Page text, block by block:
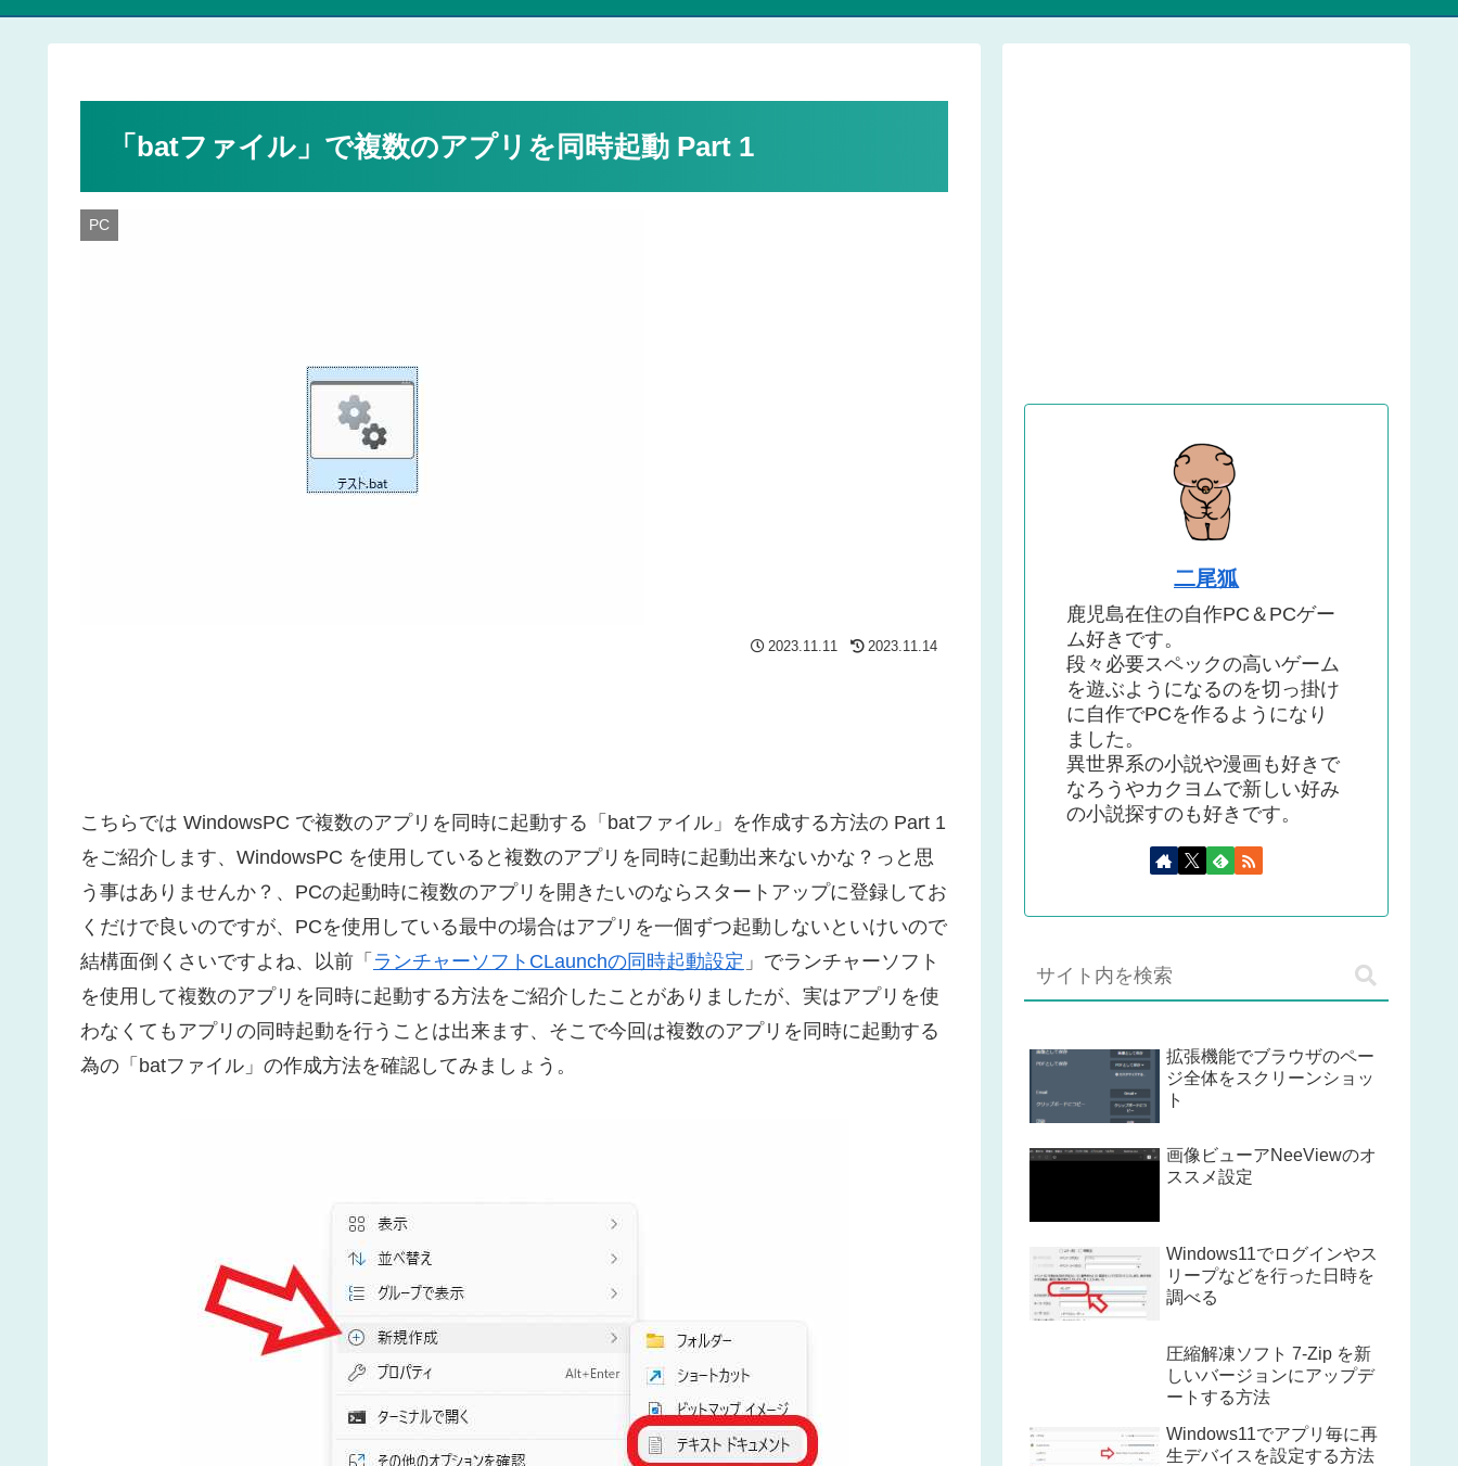
「batファイル」で複数のアプリを同時起動 Part 1
PC
2023.11.11 2023.11.14
こちらでは WindowsPC で複数のアプリを同時に起動する「batファイル」を作成する方法の Part 1
をご紹介します、WindowsPC を使用していると複数のアプリを同時に起動出来ないかな？っと思
う事はありませんか？、PCの起動時に複数のアプリを開きたいのならスタートアップに登録してお
くだけで良いのですが、PCを使用している最中の場合はアプリを一個ずつ起動しないといけいので
結構面倒くさいですよね、以前「 ランチャーソフトCLaunchの同時起動設定 」でランチャーソフト
を使用して複数のアプリを同時に起動する方法をご紹介したことがありましたが、実はアプリを使
わなくてもアプリの同時起動を行うことは出来ます、そこで今回は複数のアプリを同時に起動する
為の「batファイル」の作成方法を確認してみましょう。
二尾狐
鹿児島在住の自作PC＆PCゲー
ム好きです。
段々必要スペックの高いゲーム
を遊ぶようになるのを切っ掛け
に自作でPCを作るようになり
ました。
異世界系の小説や漫画も好きで
なろうやカクヨムで新しい好み
の小説探すのも好きです。
拡張機能でブラウザのペー
ジ全体をスクリーンショッ
ト
画像ビューアNeeViewのオ
ススメ設定
Windows11でログインやス
リープなどを行った日時を
調べる
圧縮解凍ソフト 7-Zip を新
しいバージョンにアップデ
ートする方法
Windows11でアプリ毎に再
生デバイスを設定する方法